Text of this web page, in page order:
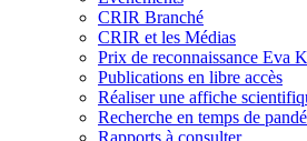
CRIR Branché
CRIR et les Médias
Prix de reconnaissance Eva
Publications en libre accès
Réaliser une affiche
Recherche en temps de
Rapports à consulter